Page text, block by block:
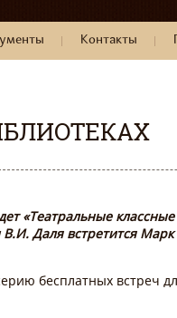
Контакты
«Театральные классные
Даля встретится
бесплатных встреч